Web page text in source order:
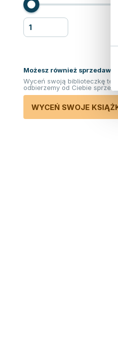
Możesz również sprzedawać
Wyceń swoją biblioteczkę
odbierzemy od Ciebie
WYCEŃ SWOJE